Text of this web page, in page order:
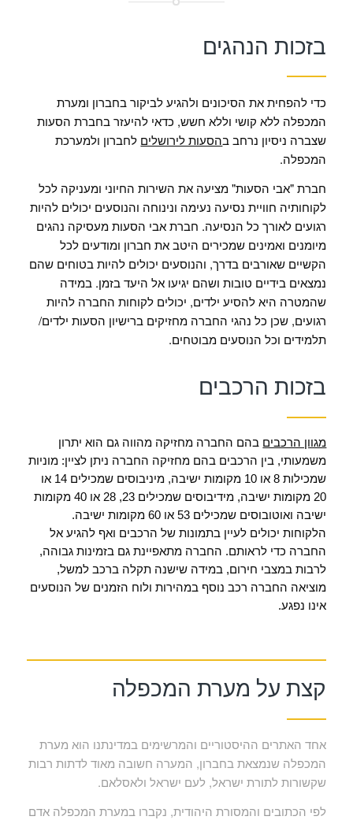
בזכות הנהגים
כדי להפחית את הסיכונים ולהגיע לביקור בחברון ומערת
המכפלה ללא קושי וללא חשש, כדאי להיעזר בחברת הסעות
שצברה ניסיון נרחב בהסעות לירושלים לחברון ולמערכת
המכפלה.
חברת "אבי הסעות" מציעה את השירות החיוני ומעניקה לכל
לקוחותיה חוויית נסיעה נעימה ונינוחה והנוסעים יכולים להיות
רגועים לאורך כל הנסיעה. חברת אבי הסעות מעסיקה נהגים
מיומנים ואמינים שמכירים היטב את חברון ומודעים לכל
הקשיים שאורבים בדרך, והנוסעים יכולים להיות בטוחים שהם
נמצאים בידיים טובות ושהם יגיעו אל היעד בזמן. במידה
שהמטרה היא להסיע ילדים, יכולים לקוחות החברה להיות
רגועים, שכן כל נהגי החברה מחזיקים ברישיון הסעות ילדים/
תלמידים וכל הנוסעים מבוטחים.
בזכות הרכבים
מגוון הרכבים בהם החברה מחזיקה מהווה גם הוא יתרון
משמעותי, בין הרכבים בהם מחזיקה החברה ניתן לציין: מוניות
שמכילות 8 או 10 מקומות ישיבה, מיניבוסים שמכילים 14 או
20 מקומות ישיבה, מידיבוסים שמכילים 23, 28 או 40 מקומות
ישיבה ואוטובוסים שמכילים 53 או 60 מקומות ישיבה.
הלקוחות יכולים לעיין בתמונות של הרכבים ואף להגיע אל
החברה כדי לראותם. החברה מתאפיינת גם בזמינות גבוהה,
לרבות במצבי חירום, במידה שישנה תקלה ברכב למשל,
מוציאה החברה רכב נוסף במהירות ולוח הזמנים של הנוסעים
אינו נפגע.
קצת על מערת המכפלה
אחד האתרים ההיסטוריים והמרשימים במדינתנו הוא מערת
המכפלה שנמצאת בחברון, המערה חשובה מאוד לדתות רבות
שקשורות לתורת ישראל, לעם ישראל ולאסלאם.
לפי הכתובים והמסורת היהודית, נקברו במערת המכפלה אדם